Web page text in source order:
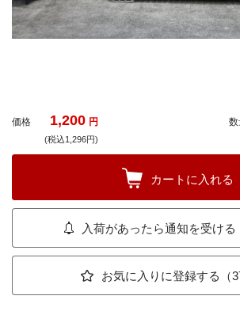
価格 1,200 円
(税込1,296円)
カートに入れる
入荷があったら通知を受ける
お気に入りに登録する（